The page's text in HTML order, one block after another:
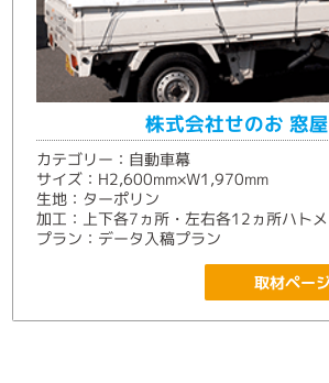
株式会社せのお 窓
カテゴリー：自動車幕
サイズ：H2,600mm×W1,970mm
生地：ターポリン
加工：上下各7ヵ所・左右各12ヵ所ハトメ
プラン：データ入稿プラン
取材ペー